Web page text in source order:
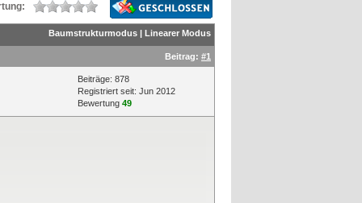
Baumstrukturmodus | Linearer Modus
Beitrag: #1
Beiträge: 878
Registriert seit: Jun 2012
Bewertung 49